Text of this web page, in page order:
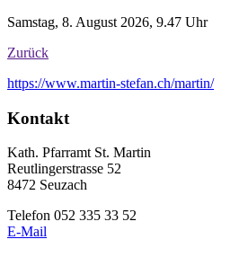
Samstag, 8. August 2026, 9.47 Uhr
Zurück
https://www.martin-stefan.ch/martin/
Haupt-
(Primary)
Zweit-
(Secondary)
Footer
Kontakt
Kath. Pfarramt St. Martin
Reutlingerstrasse 52
8472 Seuzach
Telefon 052 335 33 52
E-Mail